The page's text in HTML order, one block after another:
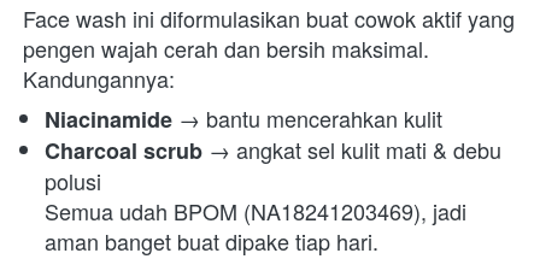
Face wash ini diformulasikan buat cowok aktif yang
pengen wajah cerah dan bersih maksimal.
Kandungannya:
Niacinamide → bantu mencerahkan kulit
Charcoal scrub → angkat sel kulit mati & debu
polusi
Semua udah BPOM (NA18241203469), jadi
aman banget buat dipake tiap hari.